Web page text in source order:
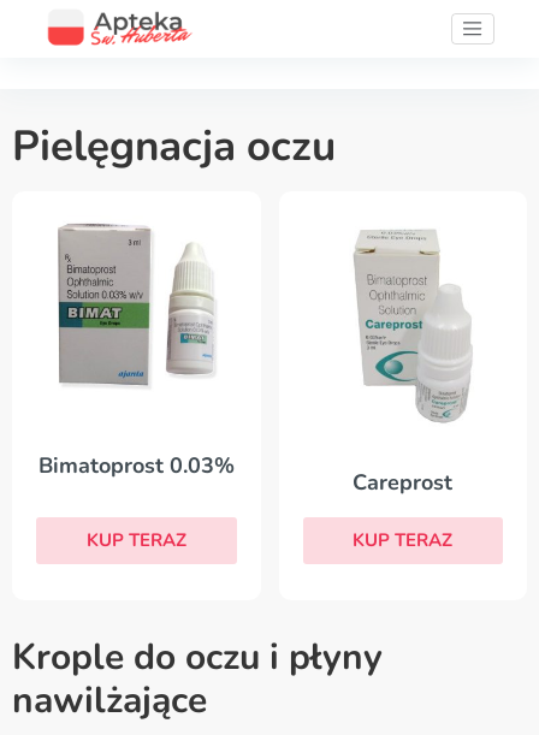
Pielęgnacja oczu
Bimatoprost 0.03%
KUP TERAZ
Careprost
KUP TERAZ
Krople do oczu i płyny
nawilżające